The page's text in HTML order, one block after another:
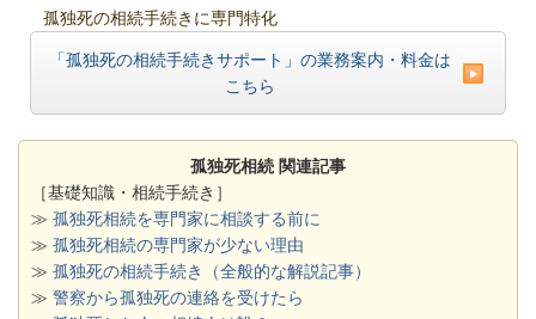
孤独死の相続手続きに専門特化
「孤独死の相続手続きサポート」の業務案内・料金は
こちら
孤独死相続 関連記事
［基礎知識・相続手続き］
≫ 孤独死相続を専門家に相談する前に
≫ 孤独死相続の専門家が少ない理由
≫ 孤独死の相続手続き（全般的な解説記事）
≫ 警察から孤独死の連絡を受けたら